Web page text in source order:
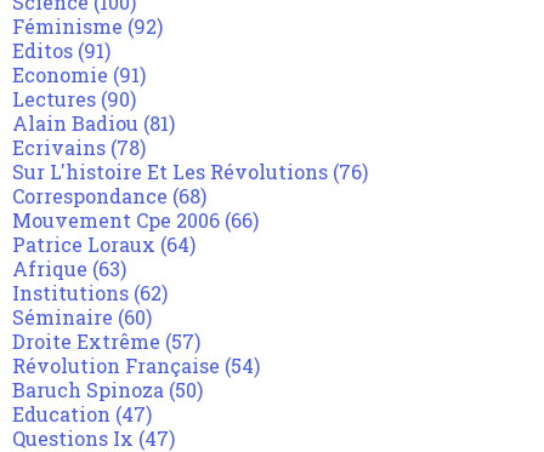
Féminisme (92)
Editos (91)
Economie (91)
Lectures (90)
Alain Badiou (81)
Ecrivains (78)
Sur L'histoire Et Les Révolutions (76)
Correspondance (68)
Mouvement Cpe 2006 (66)
Patrice Loraux (64)
Afrique (63)
Institutions (62)
Séminaire (60)
Droite Extrême (57)
Révolution Française (54)
Baruch Spinoza (50)
Education (47)
Questions Ix (47)